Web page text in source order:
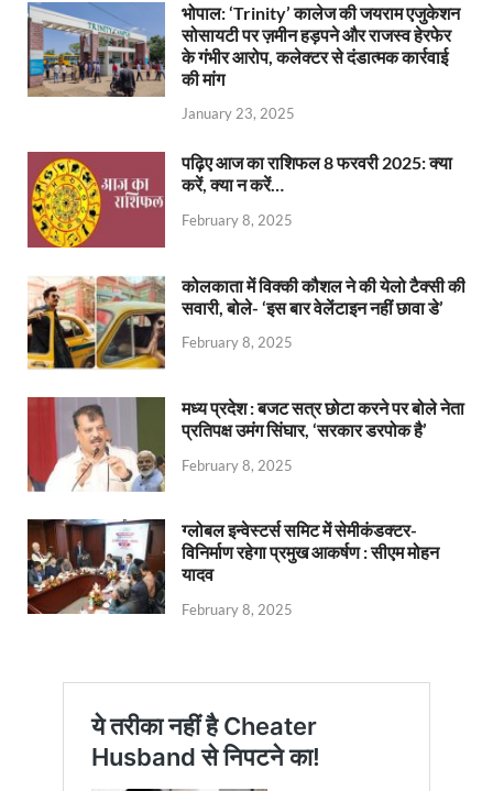
भोपाल: ‘Trinity’ कालेज की जयराम एजुकेशन
सोसायटी पर ज़मीन हड़पने और राजस्व हेरफेर
के गंभीर आरोप, कलेक्टर से दंडात्मक कार्रवाई
की मांग
January 23, 2025
पढ़िए आज का राशिफल 8 फरवरी 2025: क्या
करें, क्या न करें…
February 8, 2025
कोलकाता में विक्की कौशल ने की येलो टैक्सी की
सवारी, बोले- ‘इस बार वेलेंटाइन नहीं छावा डे’
February 8, 2025
मध्य प्रदेश : बजट सत्र छोटा करने पर बोले नेता
प्रतिपक्ष उमंग सिंघार, ‘सरकार डरपोक है’
February 8, 2025
ग्लोबल इन्वेस्टर्स समिट में सेमीकंडक्टर-
विनिर्माण रहेगा प्रमुख आकर्षण : सीएम मोहन
यादव
February 8, 2025